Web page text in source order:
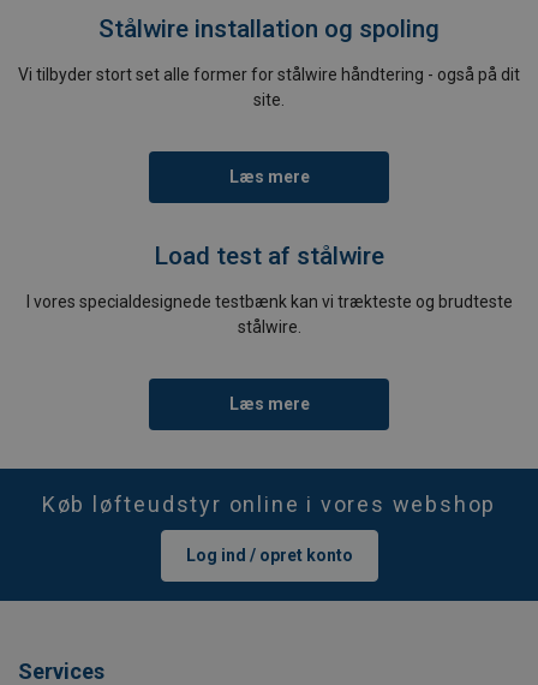
Stålwire installation og spoling
Vi tilbyder stort set alle former for stålwire håndtering - også på dit
site.
Læs mere
Load test af stålwire
I vores specialdesignede testbænk kan vi trækteste og brudteste
stålwire.
Læs mere
Køb løfteudstyr online i vores webshop
Log ind / opret konto
Services